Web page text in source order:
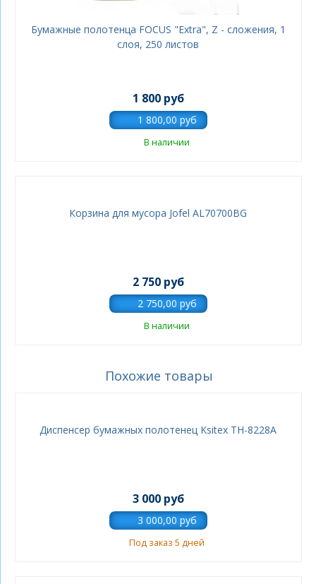
Бумажные полотенца FOCUS "Extra", Z - сложения, 1
слоя, 250 листов
1 800 руб
В наличии
Корзина для мусора Jofel AL70700BG
2 750 руб
В наличии
Похожие товары
Диспенсер бумажных полотенец Ksitex ТН-8228А
3 000 руб
Под заказ 5 дней